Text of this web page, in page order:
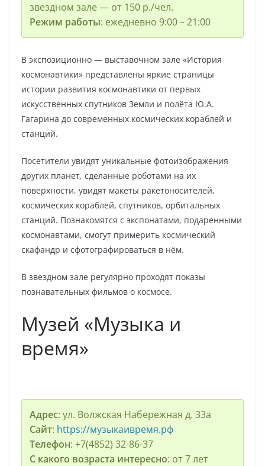
звездном зале — от 150 р./чел.
Режим работы: ежедневно 9:00 – 21:00
В экспозиционно — выставочном зале «История
космонавтики» представлены яркие страницы
истории развития космонавтики от первых
искусственных спутников Земли и полёта Ю.А.
Гагарина до современных космических кораблей и
станций.
Посетители увидят уникальные фотоизображения
других планет, сделанные роботами на их
поверхности, увидят макеты ракетоносителей,
космических кораблей, спутников, орбитальных
станций. Познакомятся с экспонатами, подаренными
космонавтами, смогут примерить космический
скафандр и сфотографироваться в нём.
В звездном зале регулярно проходят показы
познавательных фильмов о космосе.
Музей «Музыка и
время»
Адрес: ул. Волжская Набережная д. 33а
Сайт: https://музыкаивремя.рф
Телефон: +7(4852) 32-86-37
С какого возраста интересно: от 7 лет